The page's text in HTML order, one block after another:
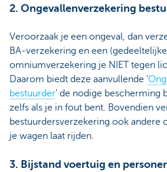
2. Ongevallenverzekering
Veroorzaak je een ongeval, dan
BA-verzekering en een
omniumverzekering je NIET tegen
Daarom biedt deze aanvullende ‘
bestuurder’ de nodige bescherming
zelfs als je in fout bent. Bovendien
bestuurdersverzekering ook andere
je wagen laat rijden.
3. Bijstand voertuig en